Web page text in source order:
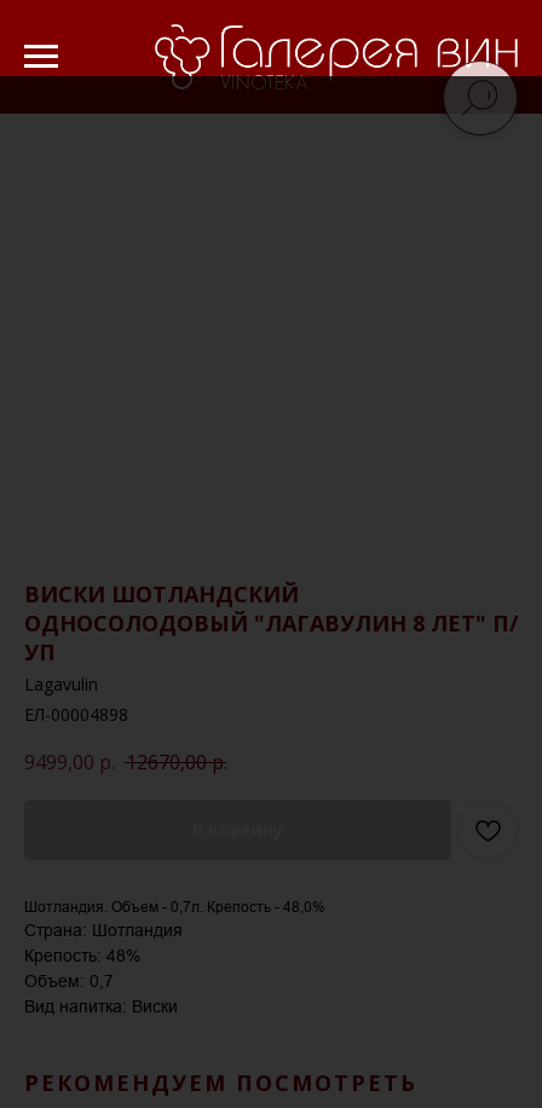
ВИСКИ ШОТЛАНДСКИЙ
ОДНОСОЛОДОВЫЙ "ЛАГАВУЛИН 8 ЛЕТ" П/
УП
Lagavulin
ЕЛ-00004898
9499,00 р. 12670,00р.
Шотландия. Объем - 0,7л. Крепость - 48,0%
Страна: Шотландия
Крепость: 48%
Объем: 0,7
Вид напитка: Виски
РЕКОМЕНДУЕМ ПОСМОТРЕТЬ